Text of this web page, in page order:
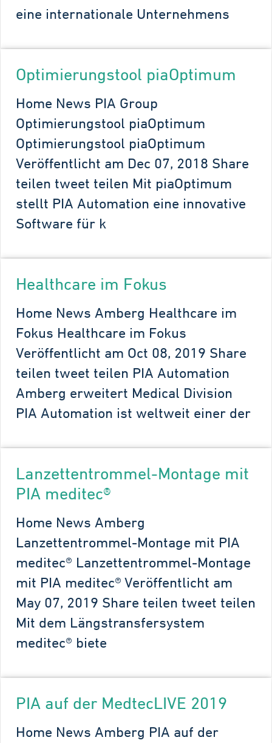
eine internationale Unternehmens
Optimierungstool piaOptimum
Home News PIA Group
Optimierungstool piaOptimum
Optimierungstool piaOptimum
Veröffentlicht am Dec 07, 2018 Share
teilen tweet teilen Mit piaOptimum
stellt PIA Automation eine innovative
Software für k
Healthcare im Fokus
Home News Amberg Healthcare im
Fokus Healthcare im Fokus
Veröffentlicht am Oct 08, 2019 Share
teilen tweet teilen PIA Automation
Amberg erweitert Medical Division
PIA Automation ist weltweit einer der
Lanzettentrommel-Montage mit
PIA meditec®
Home News Amberg
Lanzettentrommel-Montage mit PIA
meditec® Lanzettentrommel-Montage
mit PIA meditec® Veröffentlicht am
May 07, 2019 Share teilen tweet teilen
Mit dem Längstransfersystem
meditec® biete
PIA auf der MedtecLIVE 2019
Home News Amberg PIA auf der